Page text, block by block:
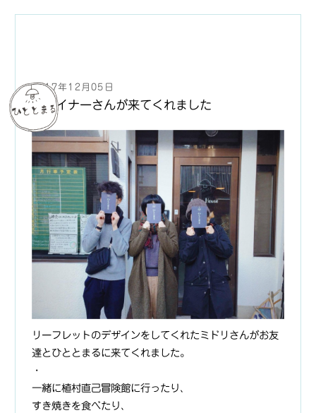
2017年12月05日
デザイナーさんが来てくれました
リーフレットのデザインをしてくれたミドリさんがお友
達とひととまるに来てくれました。
・
一緒に植村直己冒険館に行ったり、
すき焼きを食べたり、